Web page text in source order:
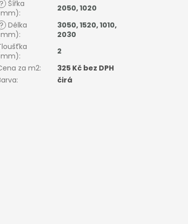
? Šířka
: 2050,1020
? Délka
:
3050,1520,1010,
2030
:
2
za m2:
325 Kč bez DPH
: čirá